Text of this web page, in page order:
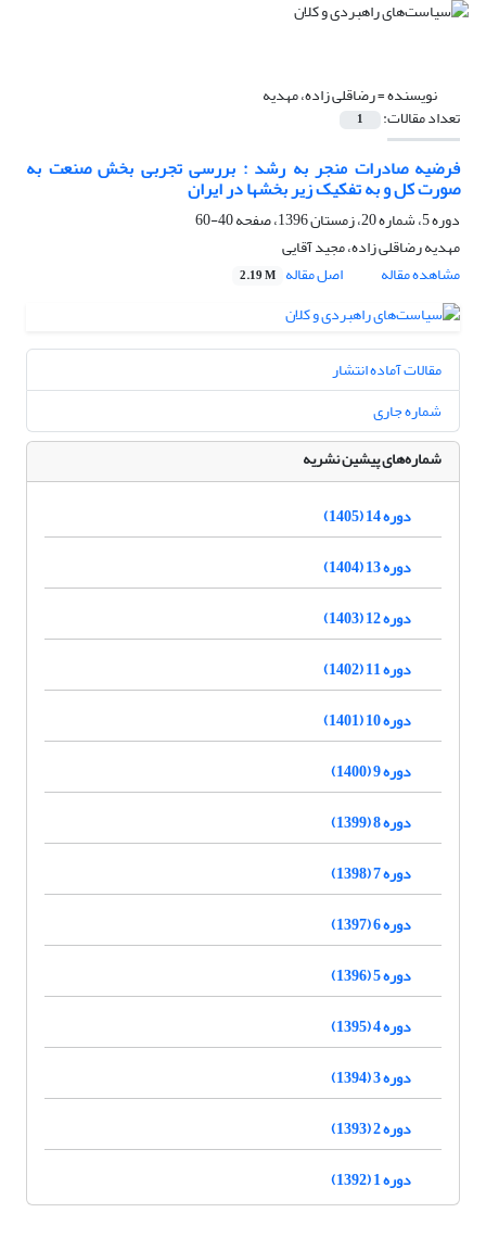
نویسنده =رضاقلی زاده، مهدیه
تعداد مقالات: 1
فرضیه صادرات منجر به رشد : بررسی تجربی بخش صنعت به
صورت کل و به تفکیک زیر بخشها در ایران
دوره 5، شماره 20، زمستان 1396، صفحه
40-60
مهدیه رضاقلی زاده، مجید آقایی
مشاهده مقاله
اصل مقاله 2.19 M
مقالات آماده انتشار
شماره جاری
شماره‌های پیشین نشریه
دوره 14 (1405)
دوره 13 (1404)
دوره 12 (1403)
دوره 11 (1402)
دوره 10 (1401)
دوره 9 (1400)
دوره 8 (1399)
دوره 7 (1398)
دوره 6 (1397)
دوره 5 (1396)
دوره 4 (1395)
دوره 3 (1394)
دوره 2 (1393)
دوره 1 (1392)